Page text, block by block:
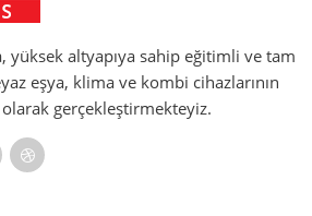
yüksek altyapıya sahip eğitimli ve tam
eşya, klima ve kombi cihazlarının
olarak gerçekleştirmekteyiz.